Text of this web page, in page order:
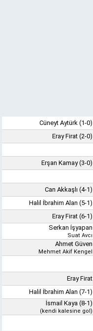
Cüneyt Aytürk (1-0)
Eray Firat (2-0)
Erşan Kamay (3-0)
Can Akkaşlı (4-1)
Halil İbrahim Alan (5-1)
Eray Firat (6-1)
Serkan İşyapan
Suat Avcı
Ahmet Güven
Mehmet Akif Kengel
Eray Firat
Halil İbrahim Alan (7-1)
İsmail Kaya (8-1)
(kendi kalesine gol)